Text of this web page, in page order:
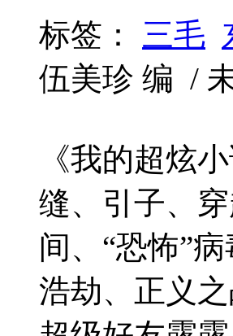
标签： 三毛
伍美珍 编 /
《我的超炫
缝、引子、
间、“恐怖”
浩劫、正义